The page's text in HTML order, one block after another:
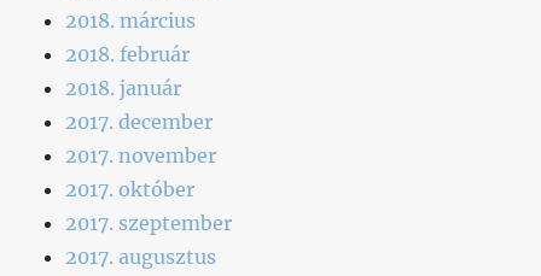
2018. március
2018. február
2018. január
2017. december
2017. november
2017. október
2017. szeptember
2017. augusztus